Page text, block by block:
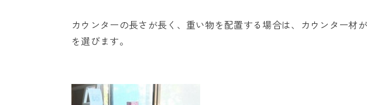
カウンターの長さが長く、重い物を配置する場合は、カウンター材
を選びます。